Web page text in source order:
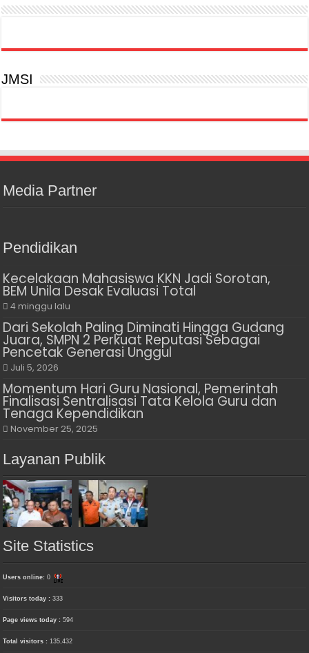
JMSI
Media Partner
Pendidikan
Kecelakaan Mahasiswa KKN Jadi Sorotan,
BEM Unila Desak Evaluasi Total
4 minggu lalu
Dari Sekolah Paling Diminati Hingga Gudang
Juara, SMPN 2 Perkuat Reputasi Sebagai
Pencetak Generasi Unggul
Juli 5, 2026
Momentum Hari Guru Nasional, Pemerintah
Finalisasi Sentralisasi Tata Kelola Guru dan
Tenaga Kependidikan
November 25, 2025
Layanan Publik
Site Statistics
Users online:0
Visitors today :333
Page views today :594
Total visitors :135,432